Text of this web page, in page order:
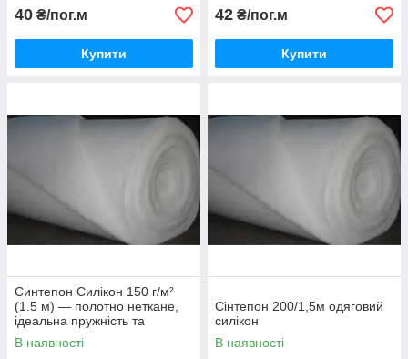
40 ₴/пог.м
Купити
42 ₴/пог.м
Купити
Синтепон Силікон 150 г/м²
(1.5 м) — полотно неткане,
ідеальна пружність та
ніжність для делікатних
весняних речей.
В наявності
Сінтепон 200/1,5м одяговий
силiкон
В наявності